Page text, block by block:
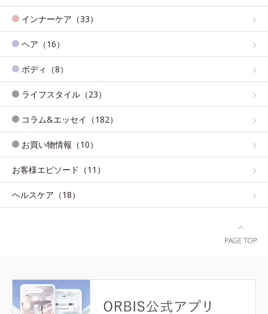
インナーケア（33）
ヘア（16）
ボディ（8）
ライフスタイル（23）
コラム&エッセイ（182）
お買い物情報（10）
お客様エピソード（11）
ヘルスケア（18）